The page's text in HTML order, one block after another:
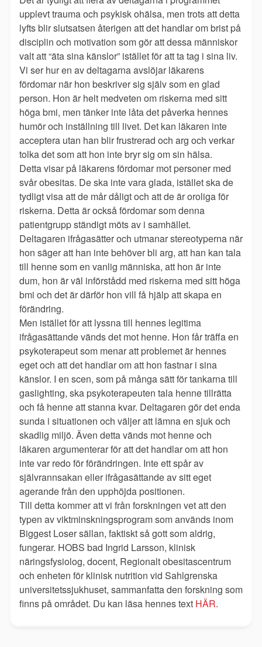
upplevt trauma och psykisk ohälsa, men trots att detta
lyfts blir slutsatsen återigen att det handlar om brist på
disciplin och motivation som gör att dessa människor
valt att “äta sina känslor” istället för att ta tag i sina liv.
Vi ser hur en av deltagarna avslöjar läkarens
fördomar när hon beskriver sig själv som en glad
person. Hon är helt medveten om riskerna med sitt
höga bmi, men tänker inte låta det påverka hennes
humör och inställning till livet. Det kan läkaren inte
acceptera utan han blir frustrerad och arg och verkar
tolka det som att hon inte bryr sig om sin hälsa.
Detta visar på läkarens fördomar mot personer med
svår obesitas. De ska inte vara glada, istället ska de
tydligt visa att de mår dåligt och att de är oroliga för
riskerna. Detta är också fördomar som denna
patientgrupp ständigt möts av i samhället.
Deltagaren ifrågasätter och utmanar stereotyperna när
hon säger att han inte behöver bli arg, att han kan tala
till henne som en vanlig människa, att hon är inte
dum, hon är väl införstådd med riskerna med sitt höga
bmi och det är därför hon vill få hjälp att skapa en
förändring.
Men istället för att lyssna till hennes legitima
ifrågasättande vänds det mot henne. Hon får träffa en
psykoterapeut som menar att problemet är hennes
eget och att det handlar om att hon fastnar i sina
känslor. I en scen, som på många sätt för tankarna till
gaslighting, ska psykoterapeuten tala henne tillrätta
och få henne att stanna kvar. Deltagaren gör det enda
sunda i situationen och väljer att lämna en sjuk och
skadlig miljö. Även detta vänds mot henne och
läkaren argumenterar för att det handlar om att hon
inte var redo för förändringen. Inte ett spår av
självrannsakan eller ifrågasättande av sitt eget
agerande från den upphöjda positionen.
Till detta kommer att vi från forskningen vet att den
typen av viktminskningsprogram som används inom
Biggest Loser sällan, faktiskt så gott som aldrig,
fungerar. HOBS bad Ingrid Larsson, klinisk
näringsfysiolog, docent, Regionalt obesitascentrum
och enheten för klinisk nutrition vid Sahlgrenska
universitetssjukhuset, sammanfatta den forskning som
finns på området. Du kan läsa hennes text HÄR.